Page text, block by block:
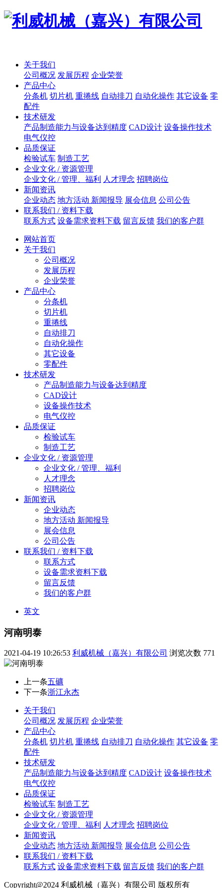
关于我们
公司概况 发展历程 企业荣誉
产品中心
分条机 切片机 重捲线 自动排刀 自动化操作 其它设备 零
配件
技术研发
产品制造能力与设备达到精度 CAD设计 设备操作技术
电气仪控
品质保证
检验试车 制造工艺
企业文化 / 资源管理
企业文化 / 管理、福利
人才理念 招聘岗位
新闻资讯
企业动态 地方活动 新闻报导 展会信息 公司公告
联系我们 / 资料下载
联系方式 设备需求资料下载 留言反馈 我们的客户群
网站首页
关于我们
公司概况
发展历程
企业荣誉
产品中心
分条机
切片机
重捲线
自动排刀
自动化操作
其它设备
零配件
技术研发
产品制造能力与设备达到精度
CAD设计
设备操作技术
电气仪控
品质保证
检验试车
制造工艺
企业文化 / 资源管理
企业文化 / 管理、福利
人才理念
招聘岗位
新闻资讯
企业动态
地方活动 新闻报导
展会信息
公司公告
联系我们 / 资料下载
联系方式
设备需求资料下载
留言反馈
我们的客户群
英文
河南明泰
2021-04-19 10:26:53 利威机械（嘉兴）有限公司 浏览次数 771
上一条五礦
下一条浙江永杰
关于我们
公司概况 发展历程 企业荣誉
产品中心
分条机 切片机 重捲线 自动排刀 自动化操作 其它设备 零
配件
技术研发
产品制造能力与设备达到精度 CAD设计 设备操作技术
电气仪控
品质保证
检验试车 制造工艺
企业文化 / 资源管理
企业文化 / 管理、福利
人才理念 招聘岗位
新闻资讯
企业动态 地方活动 新闻报导 展会信息 公司公告
联系我们 / 资料下载
联系方式 设备需求资料下载 留言反馈 我们的客户群
Copyright@2024 利威机械（嘉兴）有限公司 版权所有